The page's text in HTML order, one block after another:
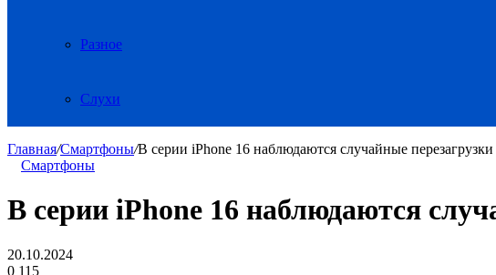
Разное
Слухи
Главная/Смартфоны/В серии iPhone 16 наблюдаются случайные перезагрузки
Смартфоны
В серии iPhone 16 наблюдаются
20.10.2024
0 115